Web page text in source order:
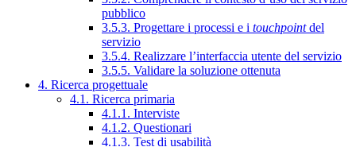
pubblico
3.5.3. Progettare i processi e i touchpointdel
servizio
3.5.4. Realizzare l’interfaccia utente del servizio
3.5.5. Validare la soluzione ottenuta
4. Ricerca progettuale
4.1. Ricerca primaria
4.1.1. Interviste
4.1.2. Questionari
4.1.3. Test di usabilità